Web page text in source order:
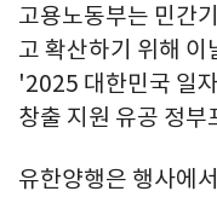
고용노동부는 민간
고 확산하기 위해 이
'2025 대한민국 일
창출 지원 유공 정
유한양행은 행사에